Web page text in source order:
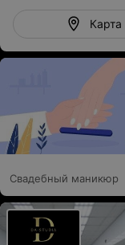
Карта
Свадебный маникюр